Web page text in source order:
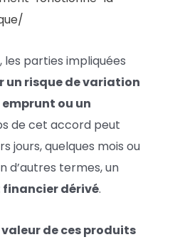
parties impliquées
un risque de variation
ou un
de cet accord peut
jours, quelques mois ou
d’autres termes, un
dérivé.
valeur de ces produits